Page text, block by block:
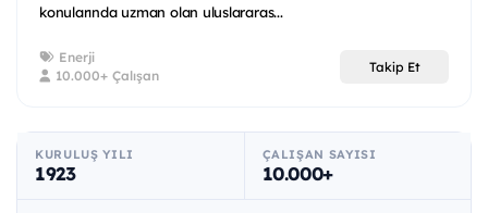
konularında uzman olan uluslararas...
Enerji
10.000+ Çalışan
Takip Et
KURULUŞ YILI
1923
ÇALIŞAN SAYISI
10.000+